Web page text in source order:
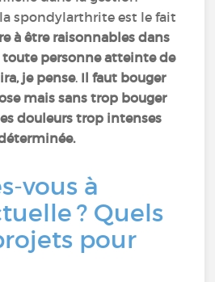
spondylarthrite est le fait
à être raisonnables dans
personne atteinte de
je pense. Il faut bouger
mais sans trop bouger
douleurs trop intenses
vous à
? Quels
pour